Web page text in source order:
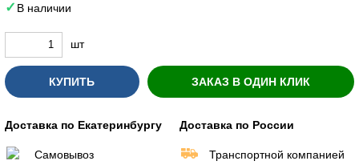
В наличии
шт
КУПИТЬ ЗАКАЗ В ОДИН КЛИК
Доставка по Екатеринбургу
Самовывоз
Доставка по России
Транспортной компанией